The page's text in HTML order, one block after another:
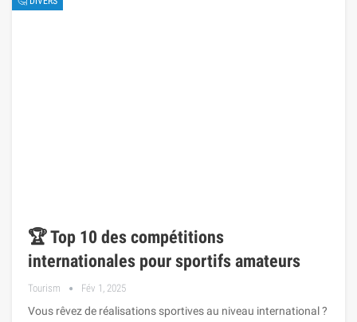
🏆 Top 10 des compétitions
internationales pour sportifs amateurs
Tourism Fév 1, 2025
Vous rêvez de réalisations sportives au niveau international ?